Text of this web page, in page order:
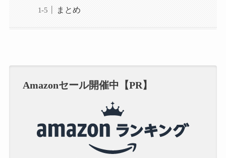
まとめ
Amazonセール開催中【PR】